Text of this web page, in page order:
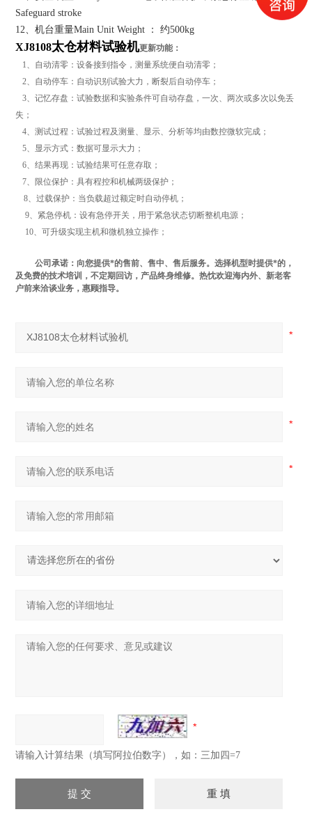
Safeguard stroke
12、机台重量Main Unit Weight ： 约500kg
XJ8108太仓材料试验机更新功能：
1、自动清零：设备接到指令，测量系统便自动清零；
2、自动停车：自动识别试验大力，断裂后自动停车；
3、记忆存盘：试验数据和实验条件可自动存盘，一次、两次或多次以免丢
失；
4、测试过程：试验过程及测量、显示、分析等均由数控微软完成；
5、显示方式：数据可显示大力；
6、结果再现：试验结果可任意存取；
7、限位保护：具有程控和机械两级保护；
8、过载保护：当负载超过额定时自动停机；
9、紧急停机：设有急停开关，用于紧急状态切断整机电源；
10、可升级实现主机和微机独立操作；
公司承诺：向您提供*的售前、售中、售后服务。选择机型时提供*的，
及免费的技术培训，不定期回访，产品终身维修。热忱欢迎海内外、新老客
户前来洽谈业务，惠顾指导。
请输入计算结果（填写阿拉伯数字），如：三加四=7